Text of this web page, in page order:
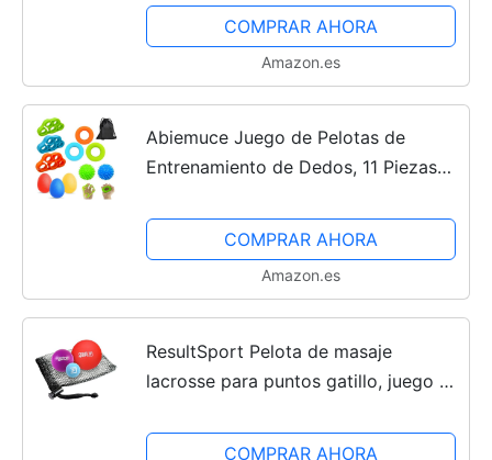
Fisioterapia, 1 Suave 1 Mediano 1
Duro Agarre Cómodo Resistencia...
COMPRAR AHORA
Amazon.es
Abiemuce Juego de Pelotas de
Entrenamiento de Dedos, 11 Piezas
Entrenador de Dedos, Pelota de
Entrenamiento de Manos Suave con
COMPRAR AHORA
Amazon.es
ResultSport Pelota de masaje
lacrosse para puntos gatillo, juego de
reflexología del estrés, bola
COMPRAR AHORA